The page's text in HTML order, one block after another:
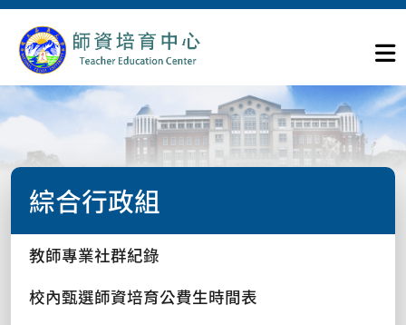
綜合行政組
教師專業社群紀錄
校內甄選師資培育公費生時間表